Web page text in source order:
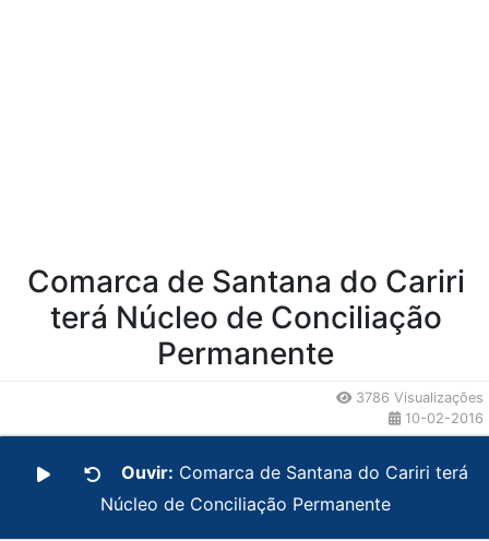
Comarca de Santana do Cariri
terá Núcleo de Conciliação
Permanente
3786 Visualizações
10-02-2016
Ouvir: Comarca de Santana do Cariri terá
Núcleo de Conciliação Permanente